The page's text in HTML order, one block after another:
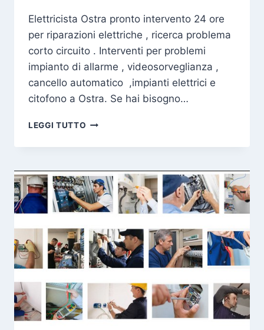
Elettricista Ostra pronto intervento 24 ore
per riparazioni elettriche , ricerca problema
corto circuito . Interventi per problemi
impianto di allarme , videosorveglianza ,
cancello automatico ,impianti elettrici e
citofono a Ostra. Se hai bisogno…
LEGGI TUTTO ELETTRICISTA